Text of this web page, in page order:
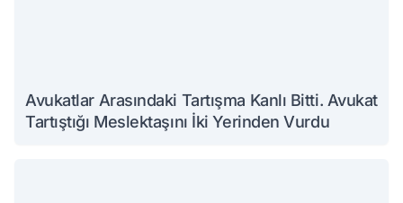
Avukatlar Arasındaki Tartışma Kanlı Bitti. Avukat
Tartıştığı Meslektaşını İki Yerinden Vurdu